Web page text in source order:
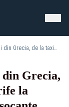
Cele mai întâlnite înșelătorii din Grecia, de la taximetriști cu supertarife la restaurante cu note de plată șocante
Grecia,
la